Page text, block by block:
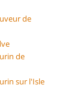
de
de
sur l'Isle